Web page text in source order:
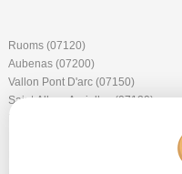
Ruoms (07120)
Aubenas (07200)
Vallon Pont D'arc (07150)
Saint Alban Auriolles (07120)
Lachapelle Sous Aubenas (07200)